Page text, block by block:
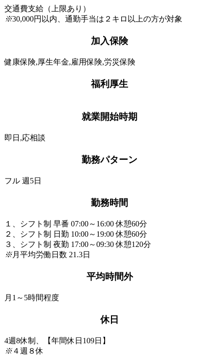
交通費支給（上限あり）
※30,000円以内、通勤手当は２キロ以上の方が対象
加入保険
健康保険,厚生年金,雇用保険,労災保険
福利厚生
就業開始時期
即日,応相談
勤務パターン
フル 週5日
勤務時間
１、シフト制 早番 07:00～16:00 休憩60分
２、シフト制 日勤 10:00～19:00 休憩60分
３、シフト制 夜勤 17:00～09:30 休憩120分
※月平均労働日数 21.3日
平均時間外
月1～5時間程度
休日
4週8休制、【年間休日109日】
※４週８休